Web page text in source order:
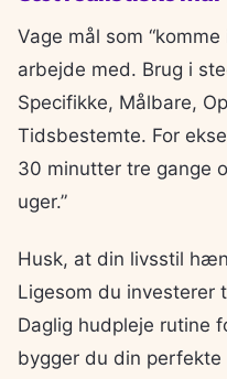
Vage mål som
arbejde med. Brug i
Specifikke, Målbare,
Tidsbestemte. For
30 minutter tre gange
uger.”
Husk, at din livsstil
Ligesom du investerer
Daglig hudpleje rutine
bygger du din